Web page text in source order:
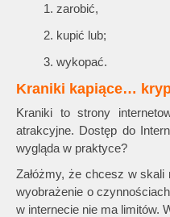
zarobić,
kupić lub;
wykopać.
Kraniki kapiące…
Kraniki to strony
atrakcyjne. Dostęp do
wygląda w praktyce?
Załóżmy, że chcesz w
wyobrażenie o
w internecie nie ma limitów.